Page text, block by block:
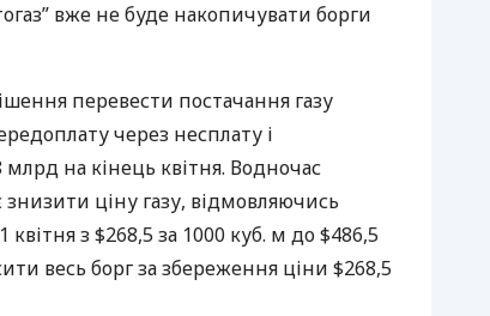
вже не буде накопичувати борги
перевести постачання газу
через несплату і
на кінець квітня. Водночас
знизити ціну газу, відмовляючись
з $268,5 за 1000 куб. м до $486,5
весь борг за збереження ціни $268,5